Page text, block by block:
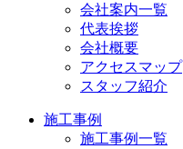
会社案内一覧
代表挨拶
会社概要
アクセスマップ
スタッフ紹介
施工事例
施工事例一覧